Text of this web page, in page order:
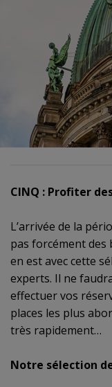
CINQ : Profiter
L’arrivée de la
pas forcément des
en est avec cette
experts. Il ne
effectuer vos
places les plus
très rapidement…
Notre sélection